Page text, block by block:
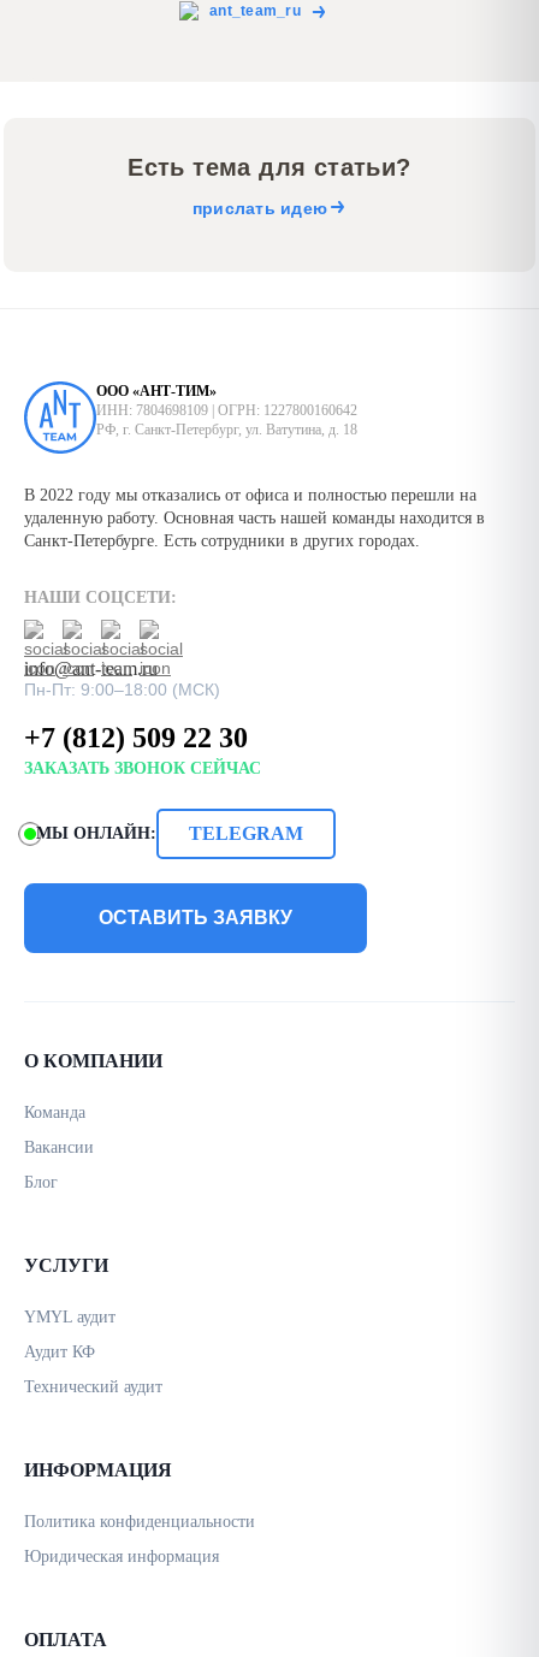
ant_team_ru
Есть тема для статьи?
прислать идею
ООО «АНТ-ТИМ»
ИНН: 7804698109 | ОГРН: 1227800160642
РФ, г. Санкт-Петербург, ул. Ватутина, д. 18
В 2022 году мы отказались от офиса и полностью перешли на
удаленную работу. Основная часть нашей команды находится в
Санкт-Петербурге. Есть сотрудники в других городах.
НАШИ СОЦСЕТИ:
info@ant-team.ru
Пн-Пт: 9:00–18:00 (МСК)
+7 (812) 509 22 30
ЗАКАЗАТЬ ЗВОНОК СЕЙЧАС
МЫ ОНЛАЙН: TELEGRAM
ОСТАВИТЬ ЗАЯВКУ
О КОМПАНИИ
Команда
Вакансии
Блог
УСЛУГИ
YMYL аудит
Аудит КФ
Технический аудит
ИНФОРМАЦИЯ
Политика конфиденциальности
Юридическая информация
ОПЛАТА